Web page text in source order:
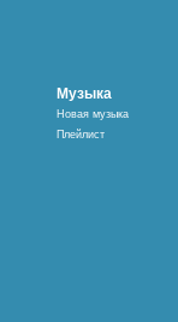
Музыка
Новая музыка
Плейлист